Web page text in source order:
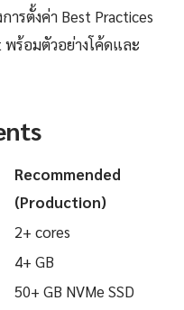
ารตั้งค่า Best Practices
ร้อมตัวอย่างโค้ดและ
Recommended
(Production)
2+ cores
4+ GB
50+ GB NVMe SSD